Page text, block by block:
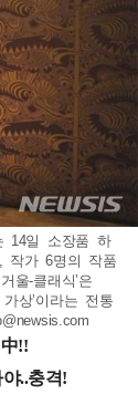
14일 소장품 하
, 작가 6명의 작품
울-클래식’은
상’이라는 전통